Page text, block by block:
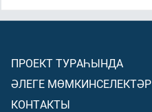
ПРОЕКТ ТУРАҺЫНДА
ӘЛЕГЕ МӨМКИНСЕЛЕКТӘР
КОНТАКТЫ